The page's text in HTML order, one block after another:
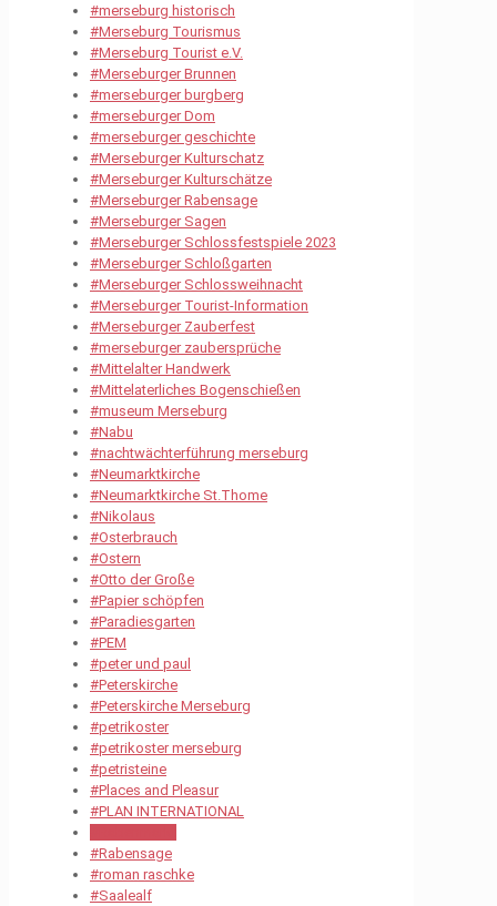
#merseburg historisch
#Merseburg Tourismus
#Merseburg Tourist e.V.
#Merseburger Brunnen
#merseburger burgberg
#merseburger Dom
#merseburger geschichte
#Merseburger Kulturschatz
#Merseburger Kulturschätze
#Merseburger Rabensage
#Merseburger Sagen
#Merseburger Schlossfestspiele 2023
#Merseburger Schloßgarten
#Merseburger Schlossweihnacht
#Merseburger Tourist-Information
#Merseburger Zauberfest
#merseburger zaubersprüche
#Mittelalter Handwerk
#Mittelaterliches Bogenschießen
#museum Merseburg
#Nabu
#nachtwächterführung merseburg
#Neumarktkirche
#Neumarktkirche St.Thome
#Nikolaus
#Osterbrauch
#Ostern
#Otto der Große
#Papier schöpfen
#Paradiesgarten
#PEM
#peter und paul
#Peterskirche
#Peterskirche Merseburg
#petrikoster
#petrikoster merseburg
#petristeine
#Places and Pleasur
#PLAN INTERNATIONAL
#Rabensage
#roman raschke
#Saalealf